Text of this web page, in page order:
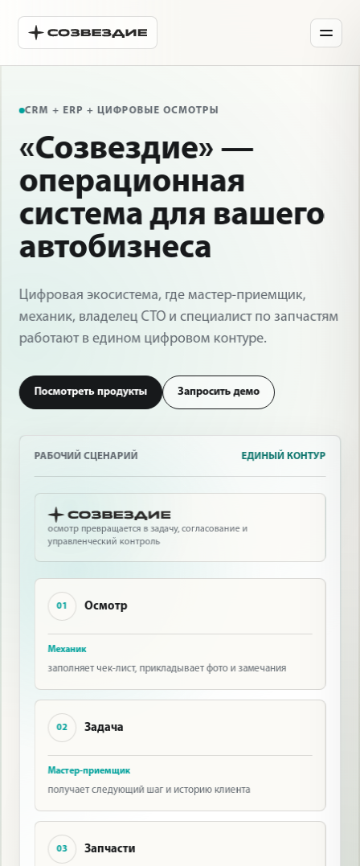
CRM + ERP + ЦИФРОВЫЕ ОСМОТРЫ
«Созвездие» —
операционная
система для вашего
автобизнеса
Цифровая экосистема, где мастер-приемщик,
механик, владелец СТО и специалист по запчастям
работают в едином цифровом контуре.
Посмотреть продукты Запросить демо
РАБОЧИЙ СЦЕНАРИЙ ЕДИНЫЙ КОНТУР
осмотр превращается в задачу, согласование и
управленческий контроль
01 Осмотр
Механик
заполняет чек-лист, прикладывает фото и замечания
02 Задача
Мастер-приемщик
получает следующий шаг и историю клиента
03 Запчасти